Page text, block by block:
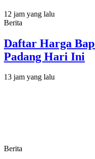
12 jam yang lalu
Berita
Daftar Harga
Padang Hari Ini
13 jam yang lalu
Berita